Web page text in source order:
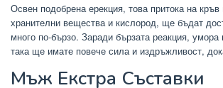
Освен подобрена ерекция, това притока на
хранителни вещества и кислород, ще бъдат
много по-бързо. Заради бързата реакция,
така ще имате повече сила и издръжливост,
Мъж Екстра Съставки